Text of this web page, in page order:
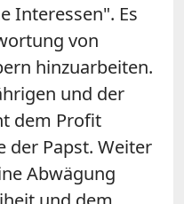
Interessen". Es
von
hinzuarbeiten.
und der
dem Profit
der Papst. Weiter
Abwägung